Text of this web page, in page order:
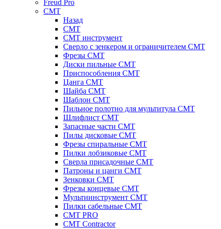
Freud Pro
CMT
Назад
CMT
CMT инструмент
Сверло с зенкером и ограничителем CMT
Фрезы CMT
Диски пильные CMT
Приспособления СМТ
Цанга CMT
Шайба CMT
Шаблон CMT
Пильное полотно для мультитула CMT
Шлифлист CMT
Запасные части CMT
Пилы дисковые CMT
Фрезы спиральные CMT
Пилки лобзиковые СМТ
Сверла присадочные СМТ
Патроны и цанги CMT
Зенковки СМТ
Фрезы концевые CMT
Мультиинструмент СМТ
Пилки сабельные СМТ
CMT PRO
CMT Contractor